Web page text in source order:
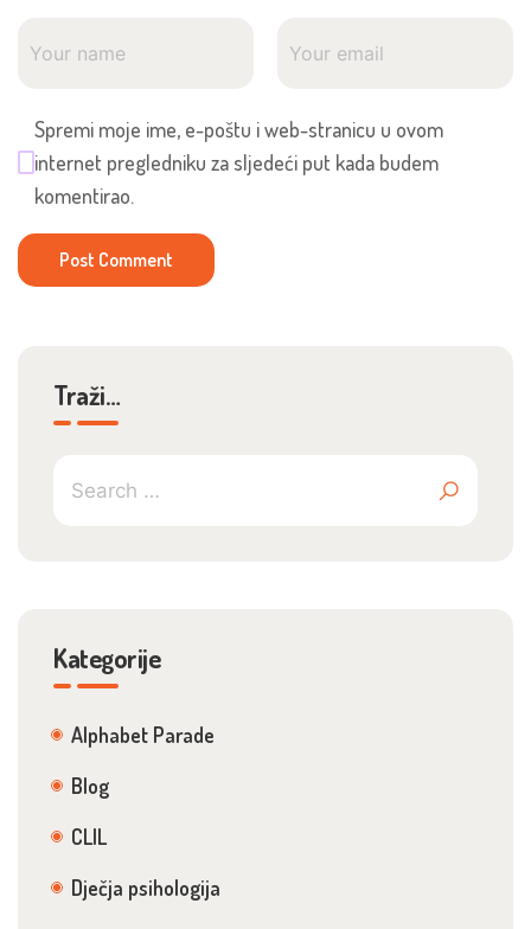
Spremi moje ime, e-poštu i web-stranicu u ovom
internet pregledniku za sljedeći put kada budem
komentirao.
Traži…
Kategorije
Alphabet Parade
Blog
CLIL
Dječja psihologija